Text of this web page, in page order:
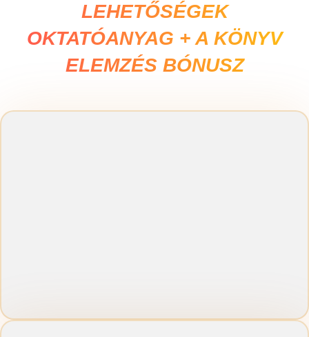
LEHETŐSÉGEK
OKTATÓANYAG + A KÖNYV
ELEMZÉS BÓNUSZ